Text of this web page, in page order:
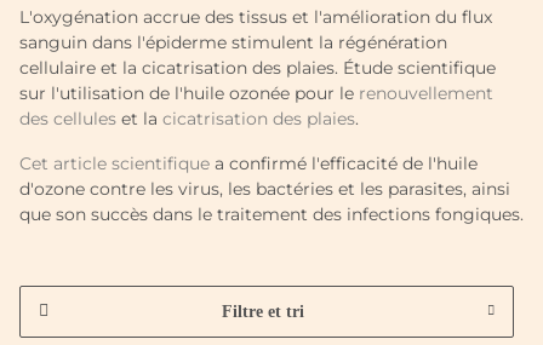
L'oxygénation accrue des tissus et l'amélioration du flux
sanguin dans l'épiderme stimulent la régénération
cellulaire et la cicatrisation des plaies. Étude scientifique
sur l'utilisation de l'huile ozonée pour le renouvellement
des cellules et la cicatrisation des plaies.
Cet article scientifique a confirmé l'efficacité de l'huile
d'ozone contre les virus, les bactéries et les parasites, ainsi
que son succès dans le traitement des infections fongiques.
Filtre et tri